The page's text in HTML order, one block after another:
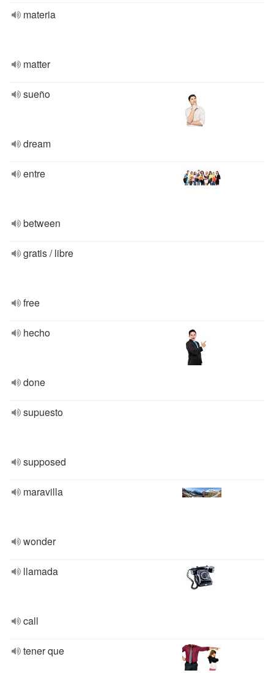
materia
matter
sueño
dream
entre
between
gratis / libre
free
hecho
done
supuesto
supposed
maravilla
wonder
llamada
call
tener que